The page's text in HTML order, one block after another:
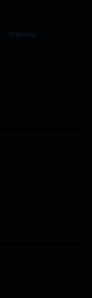
Sitemap